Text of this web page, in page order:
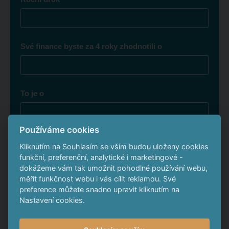
Své finance byste za 4 roky zhodnotili o
To je o
Chcete také vydělat na
podobných projektech?
Zanechte nám kontakt
Používáme cookies
Kliknutím na Souhlasím se vším budou uloženy cookies
funkční, preferenční, analytické i marketingové -
dokážeme vám tak umožnit pohodlné používání webu,
měřit funkčnost webu i vás cílit reklamou. Své
preference můžete snadno upravit kliknutím na
Nastavení cookies.